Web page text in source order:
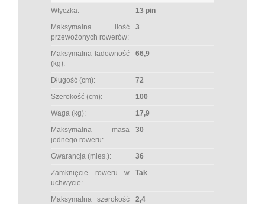
Wtyczka:
13 pin
Maksymalna ilość
przewożonych rowerów:
3
Maksymalna ładowność
(kg):
66,9
Długość (cm):
72
Szerokość (cm):
100
Waga (kg):
17,9
Maksymalna masa
jednego roweru:
30
Gwarancja (mies.):
36
Zamknięcie roweru w
uchwycie:
Tak
Maksymalna szerokość
2,4